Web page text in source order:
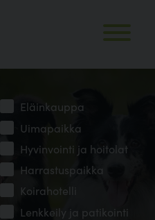
Eläinkauppa
Uimapaikka
Hyvinvointi ja hoitolat
Harrastuspaikka
Koirahotelli
Lenkkeily ja patikointi